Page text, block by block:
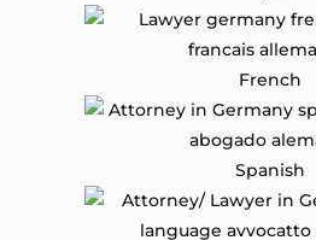
French
Spanish